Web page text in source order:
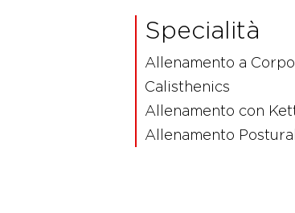
Specialità
Allenamento a
Calisthenics
Allenamento con
Allenamento